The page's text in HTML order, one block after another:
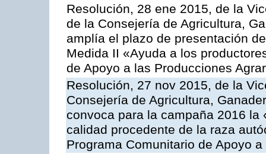
Resolución, 28 ene 2015, de la
de la Consejería de Agricultura,
amplía el plazo de presentación
Medida II «Ayuda a los
de Apoyo a las Producciones
Resolución, 27 nov 2015, de la
Consejería de Agricultura,
convoca para la campaña 2016
calidad procedente de la raza
Programa Comunitario de Apoyo